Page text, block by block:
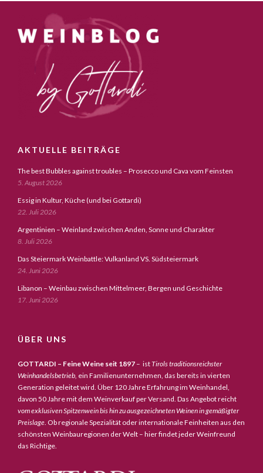
AKTUELLE BEITRÄGE
The best Bubbles against troubles – Prosecco und Cava vom Feinsten
5. August 2026
Essig in Kultur, Küche (und bei Gottardi)
22. Juli 2026
Argentinien – Weinland zwischen Anden, Sonne und Charakter
8. Juli 2026
Das Steiermark Weinbattle: Vulkanland VS. Südsteiermark
24. Juni 2026
Libanon – Weinbau zwischen Mittelmeer, Bergen und Geschichte
17. Juni 2026
ÜBER UNS
GOTTARDI – Feine Weine seit 1897 – istTirols traditionsreichster
Weinhandelsbetrieb, ein Familienunternehmen, das bereits in vierten
Generation geleitet wird. Über 120 Jahre Erfahrung im Weinhandel,
davon 50 Jahre mit dem Weinverkauf per Versand. Das Angebot reicht
vom exklusiven Spitzenwein bis hin zu ausgezeichneten Weinen in gemäßigter
Preislage. Ob regionale Spezialität oder internationale Feinheiten aus den
schönsten Weinbauregionen der Welt – hier findet jeder Weinfreund
das Richtige.